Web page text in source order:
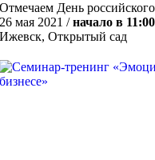
Отмечаем День
26 мая 2021 /начало в 11:00
Ижевск, Открытый сад